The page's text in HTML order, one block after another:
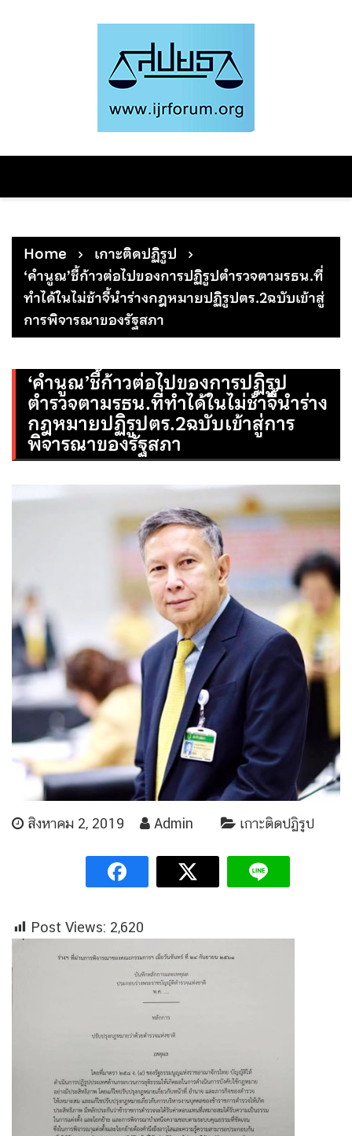
Home
เกาะติดปฏิรูป
‘คำนูณ’ชี้ก้าวต่อไปของการปฏิรูปตำรวจตามรธน.ที่
ทำได้ในไม่ช้าจี้นำร่างกฎหมายปฏิรูปตร.2ฉบับเข้าสู่
การพิจารณาของรัฐสภา
‘คำนูณ’ชี้ก้าวต่อไปของการปฏิรูป
ตำรวจตามรธน.ที่ทำได้ในไม่ช้าจี้นำร่าง
กฎหมายปฏิรูปตร.2ฉบับเข้าสู่การ
พิจารณาของรัฐสภา
สิงหาคม 2, 2019 Admin เกาะติดปฏิรูป
Post Views: 2,620